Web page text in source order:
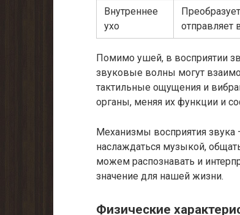
Внутреннее
ухо
отправляет
Помимо ушей, в восприятии
звуковые волны могут
тактильные ощущения и
органы, меняя их функции и
Механизмы восприятия звука
наслаждаться музыкой,
можем распознавать и
значение для нашей жизни.
Физические